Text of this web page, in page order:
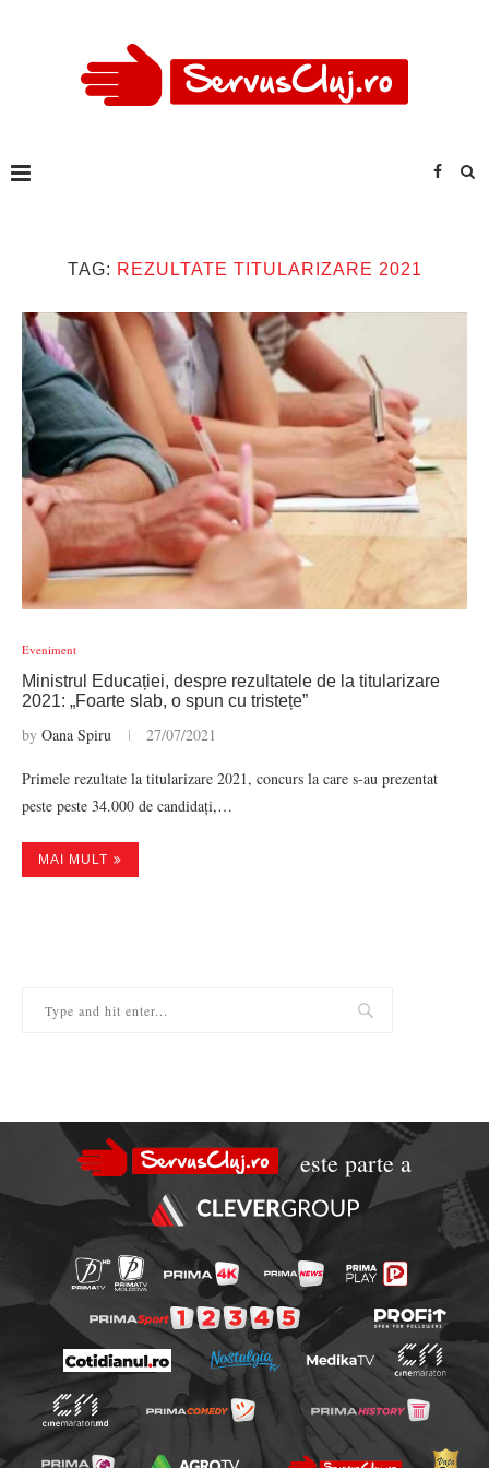
TAG: REZULTATE TITULARIZARE 2021
Eveniment
Ministrul Educației, despre rezultatele de la titularizare
2021: „Foarte slab, o spun cu tristețe”
by Oana Spiru 27/07/2021
Primele rezultate la titularizare 2021, concurs la care s-au prezentat
peste peste 34.000 de candidați,…
MAI MULT
este parte a